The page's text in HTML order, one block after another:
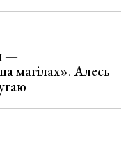
—
магілах». Алесь